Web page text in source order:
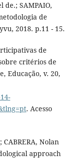
de.; SAMPAIO,
de
2018. p.11 - 15.
de
critérios de
Educação, v. 20,
. Acesso
Nolan
approach